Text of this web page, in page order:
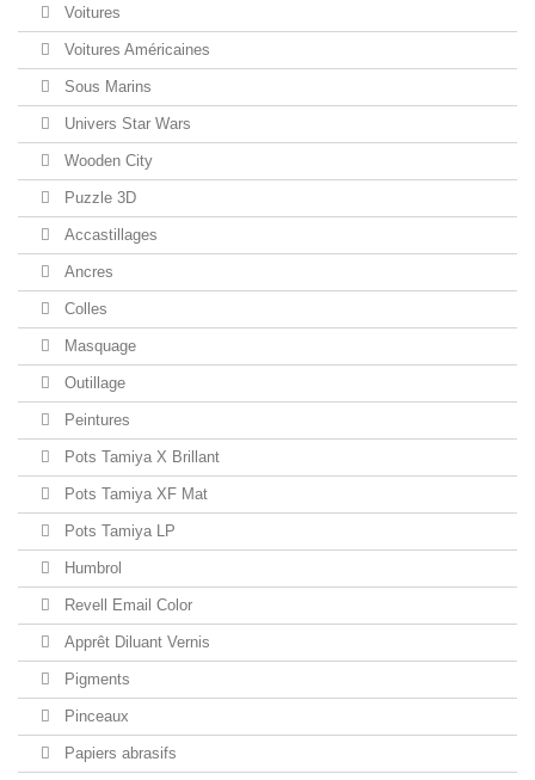
Voitures
Voitures Américaines
Sous Marins
Univers Star Wars
Wooden City
Puzzle 3D
Accastillages
Ancres
Colles
Masquage
Outillage
Peintures
Pots Tamiya X Brillant
Pots Tamiya XF Mat
Pots Tamiya LP
Humbrol
Revell Email Color
Apprêt Diluant Vernis
Pigments
Pinceaux
Papiers abrasifs